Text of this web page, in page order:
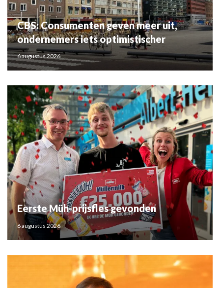
CBS: Consumenten geven meer uit,
ondernemers iets optimistischer
6 augustus 2026
Eerste Müh-prijsfles gevonden
6 augustus 2026